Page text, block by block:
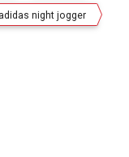
night jogger